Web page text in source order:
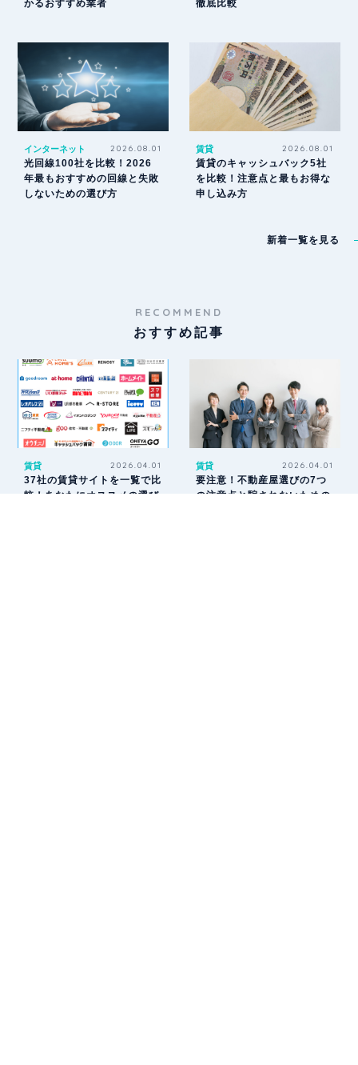
かるおすすめ業者
徹底比較
インターネット 2026.08.01
光回線100社を比較！2026
年最もおすすめの回線と失敗
しないための選び方
賃貸 2026.08.01
賃貸のキャッシュバック5社
を比較！注意点と最もお得な
申し込み方
新着一覧を見る
RECOMMEND
おすすめ記事
賃貸 2026.04.01
37社の賃貸サイトを一覧で比
較！あなたにオススメの選び
賃貸 2026.04.01
要注意！不動産屋選びの7つ
の注意点と騙されないための